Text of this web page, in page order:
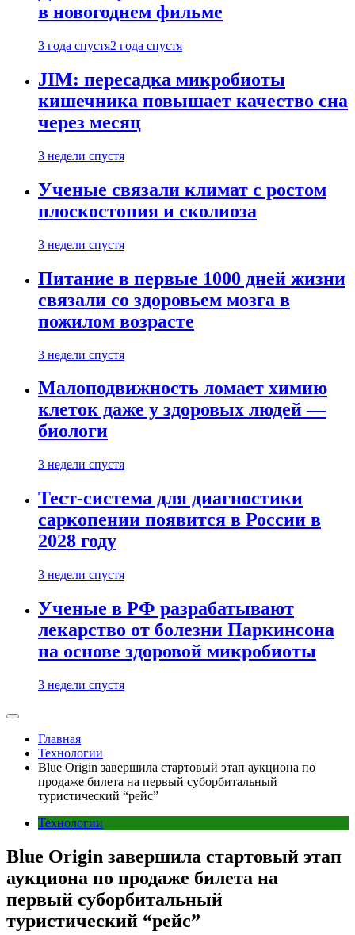
в новогоднем фильме
3 года спустя2 года спустя
JIM: пересадка микробиоты
кишечника повышает качество сна
через месяц
3 недели спустя
Ученые связали климат с ростом
плоскостопия и сколиоза
3 недели спустя
Питание в первые 1000 дней жизни
связали со здоровьем мозга в
пожилом возрасте
3 недели спустя
Малоподвижность ломает химию
клеток даже у здоровых людей —
биологи
3 недели спустя
Тест-система для диагностики
саркопении появится в России в
2028 году
3 недели спустя
Ученые в РФ разрабатывают
лекарство от болезни Паркинсона
на основе здоровой микробиоты
3 недели спустя
Главная
Технологии
Blue Origin завершила стартовый этап аукциона по
продаже билета на первый суборбитальный
туристический “рейс”
Технологии
Blue Origin завершила стартовый этап
аукциона по продаже билета на
первый суборбитальный
туристический “рейс”